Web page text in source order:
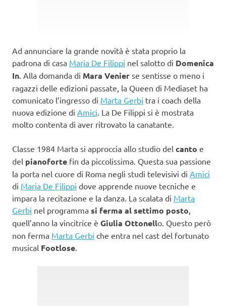
Ad annunciare la grande novità è stata proprio la
padrona di casa Maria De Filippi nel salotto di Domenica
In . Alla domanda di Mara Venier se sentisse o meno i
ragazzi delle edizioni passate, la Queen di Mediaset ha
comunicato l’ingresso di Marta Gerbi tra i coach della
nuova edizione di Amici . La De Filippi si è mostrata
molto contenta di aver ritrovato la canatante.
Classe 1984 Marta si approccia allo studio del canto e
del pianoforte fin da piccolissima. Questa sua passione
la porta nel cuore di Roma negli studi televisivi di Amici
di Maria De Filippi dove apprende nuove tecniche e
impara la recitazione e la danza. La scalata di Marta
Gerbi nel programma si ferma al settimo posto
quell’anno la vincitrice è Giulia Ottonello. Questo però
non ferma Marta Gerbi che entra nel cast del fortunato
musical Footlose